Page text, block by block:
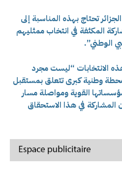
تحتاج بهذه المناسبة إلى
المكثفة في انتخاب ممثليهم
الوطني”.
الانتخابات “ليست مجرد
وطنية كبرى تتعلق بمستقبل
القوية ومواصلة مسار
في هذا الاستحقاق